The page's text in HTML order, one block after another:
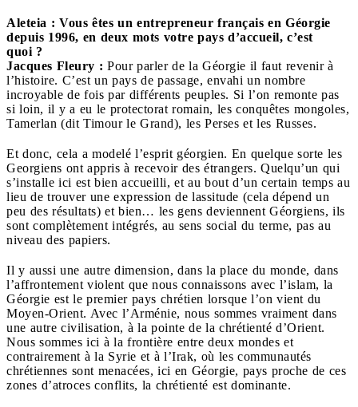
Aleteia : Vous êtes un entrepreneur français en Géorgie
depuis 1996, en deux mots votre pays d’accueil, c’est
quoi ?
Jacques Fleury : Pour parler de la Géorgie il faut revenir à
l’histoire. C’est un pays de passage, envahi un nombre
incroyable de fois par différents peuples. Si l’on remonte pas
si loin, il y a eu le protectorat romain, les conquêtes mongoles,
Tamerlan (dit Timour le Grand), les Perses et les Russes.
Et donc, cela a modelé l’esprit géorgien. En quelque sorte les
Georgiens ont appris à recevoir des étrangers. Quelqu’un qui
s’installe ici est bien accueilli, et au bout d’un certain temps au
lieu de trouver une expression de lassitude (cela dépend un
peu des résultats) et bien… les gens deviennent Géorgiens, ils
sont complètement intégrés, au sens social du terme, pas au
niveau des papiers.
Il y aussi une autre dimension, dans la place du monde, dans
l’affrontement violent que nous connaissons avec l’islam, la
Géorgie est le premier pays chrétien lorsque l’on vient du
Moyen-Orient. Avec l’Arménie, nous sommes vraiment dans
une autre civilisation, à la pointe de la chrétienté d’Orient.
Nous sommes ici à la frontière entre deux mondes et
contrairement à la Syrie et à l’Irak, où les communautés
chrétiennes sont menacées, ici en Géorgie, pays proche de ces
zones d’atroces conflits, la chrétienté est dominante.